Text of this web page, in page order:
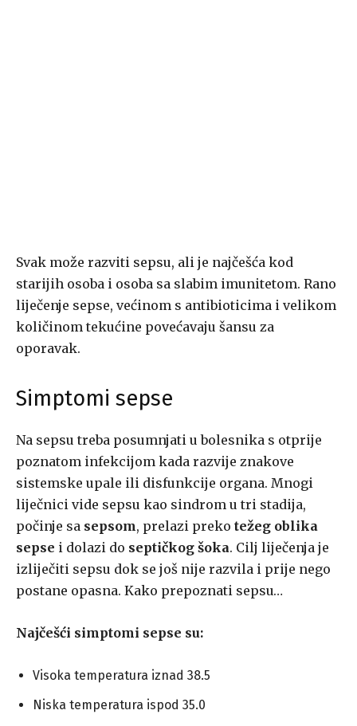
Svak može razviti sepsu, ali je najčešća kod
starijih osoba i osoba sa slabim imunitetom. Rano
liječenje sepse, većinom s antibioticima i velikom
količinom tekućine povećavaju šansu za
oporavak.
Simptomi sepse
Na sepsu treba posumnjati u bolesnika s otprije
poznatom infekcijom kada razvije znakove
sistemske upale ili disfunkcije organa. Mnogi
liječnici vide sepsu kao sindrom u tri stadija,
počinje sa sepsom, prelazi preko težeg oblika
sepse i dolazi do septičkog šoka. Cilj liječenja je
izliječiti sepsu dok se još nije razvila i prije nego
postane opasna. Kako prepoznati sepsu…
Najčešći simptomi sepse su:
Visoka temperatura iznad 38.5
Niska temperatura ispod 35.0